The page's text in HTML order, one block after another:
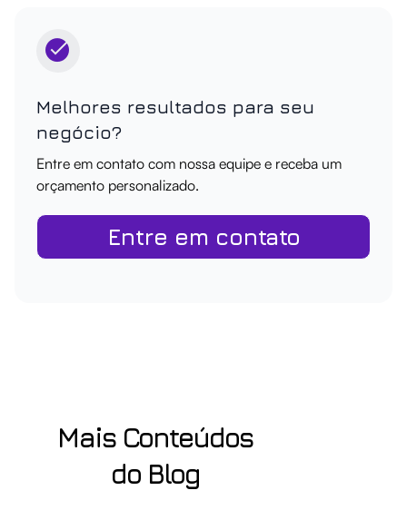
Melhores resultados para seu
negócio?
Entre em contato com nossa equipe e receba um
orçamento personalizado.
Entre em contato
Mais Conteúdos
do Blog